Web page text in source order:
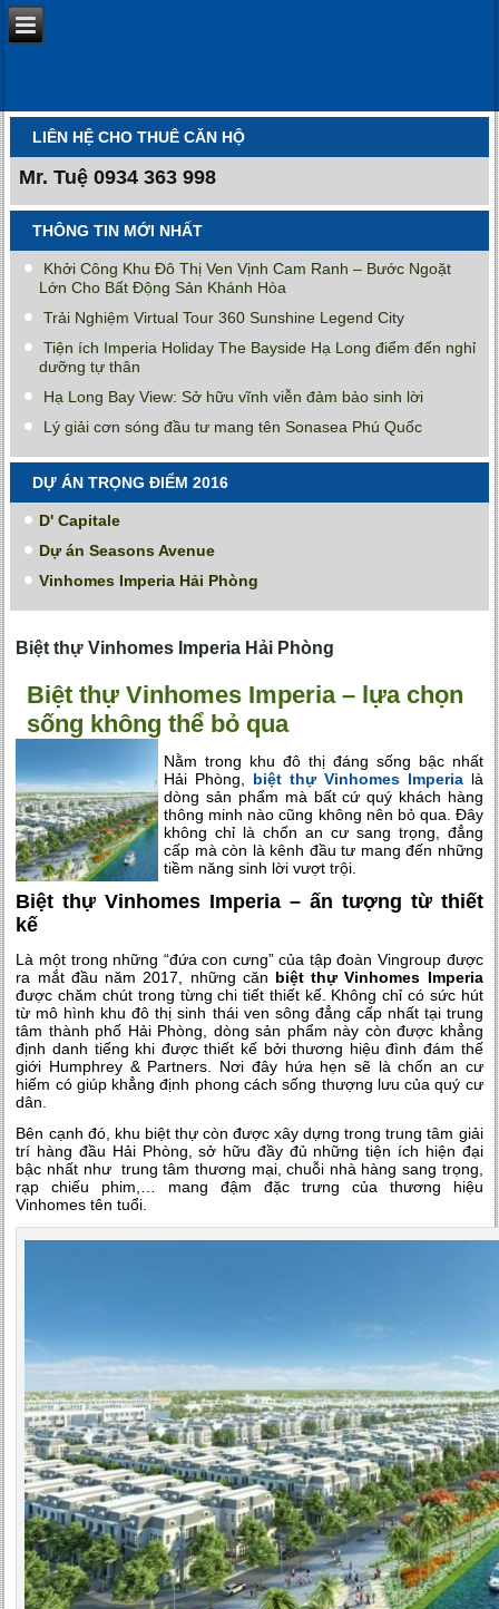
LIÊN HỆ CHO THUÊ CĂN HỘ
Mr. Tuệ 0934 363 998
THÔNG TIN MỚI NHẤT
Khởi Công Khu Đô Thị Ven Vịnh Cam Ranh – Bước Ngoặt
Lớn Cho Bất Động Sản Khánh Hòa
Trải Nghiệm Virtual Tour 360 Sunshine Legend City
Tiện ích Imperia Holiday The Bayside Hạ Long điểm đến nghỉ
dưỡng tự thân
Hạ Long Bay View: Sở hữu vĩnh viễn đảm bảo sinh lời
Lý giải cơn sóng đầu tư mang tên Sonasea Phú Quốc
DỰ ÁN TRỌNG ĐIỂM 2016
D' Capitale
Dự án Seasons Avenue
Vinhomes Imperia Hải Phòng
Biệt thự Vinhomes Imperia Hải Phòng
Biệt thự Vinhomes Imperia – lựa chọn
sống không thể bỏ qua
Nằm trong khu đô thị đáng sống bậc nhất
Hải Phòng, biệt thự Vinhomes Imperialà
dòng sản phẩm mà bất cứ quý khách hàng
thông minh nào cũng không nên bỏ qua. Đây
không chỉ là chốn an cư sang trọng, đẳng
cấp mà còn là kênh đầu tư mang đến những
tiềm năng sinh lời vượt trội.
Biệt thự Vinhomes Imperia – ấn tượng từ thiết
kế
Là một trong những “đứa con cưng” của tập đoàn Vingroup được
ra mắt đầu năm 2017, những căn biệt thự Vinhomes Imperia
được chăm chút trong từng chi tiết thiết kế. Không chỉ có sức hút
từ mô hình khu đô thị sinh thái ven sông đẳng cấp nhất tại trung
tâm thành phố Hải Phòng, dòng sản phẩm này còn được khẳng
định danh tiếng khi được thiết kế bởi thương hiệu đình đám thế
giới Humphrey & Partners. Nơi đây hứa hẹn sẽ là chốn an cư
hiếm có giúp khẳng định phong cách sống thượng lưu của quý cư
dân.
Bên cạnh đó, khu biệt thự còn được xây dựng trong trung tâm giải
trí hàng đầu Hải Phòng, sở hữu đầy đủ những tiện ích hiện đại
bậc nhất như trung tâm thương mại, chuỗi nhà hàng sang trọng,
rạp chiếu phim,… mang đậm đặc trưng của thương hiệu
Vinhomes tên tuổi.